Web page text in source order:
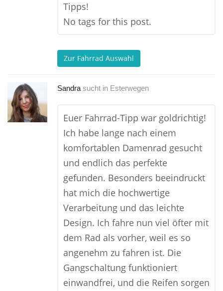
Tipps!
No tags for this post.
Zur Fahrrad Auswahl
Sandra sucht in Esterwegen
Euer Fahrrad-Tipp war goldrichtig!
Ich habe lange nach einem
komfortablen Damenrad gesucht
und endlich das perfekte
gefunden. Besonders beeindruckt
hat mich die hochwertige
Verarbeitung und das leichte
Design. Ich fahre nun viel öfter mit
dem Rad als vorher, weil es so
angenehm zu fahren ist. Die
Gangschaltung funktioniert
einwandfrei, und die Reifen sorgen